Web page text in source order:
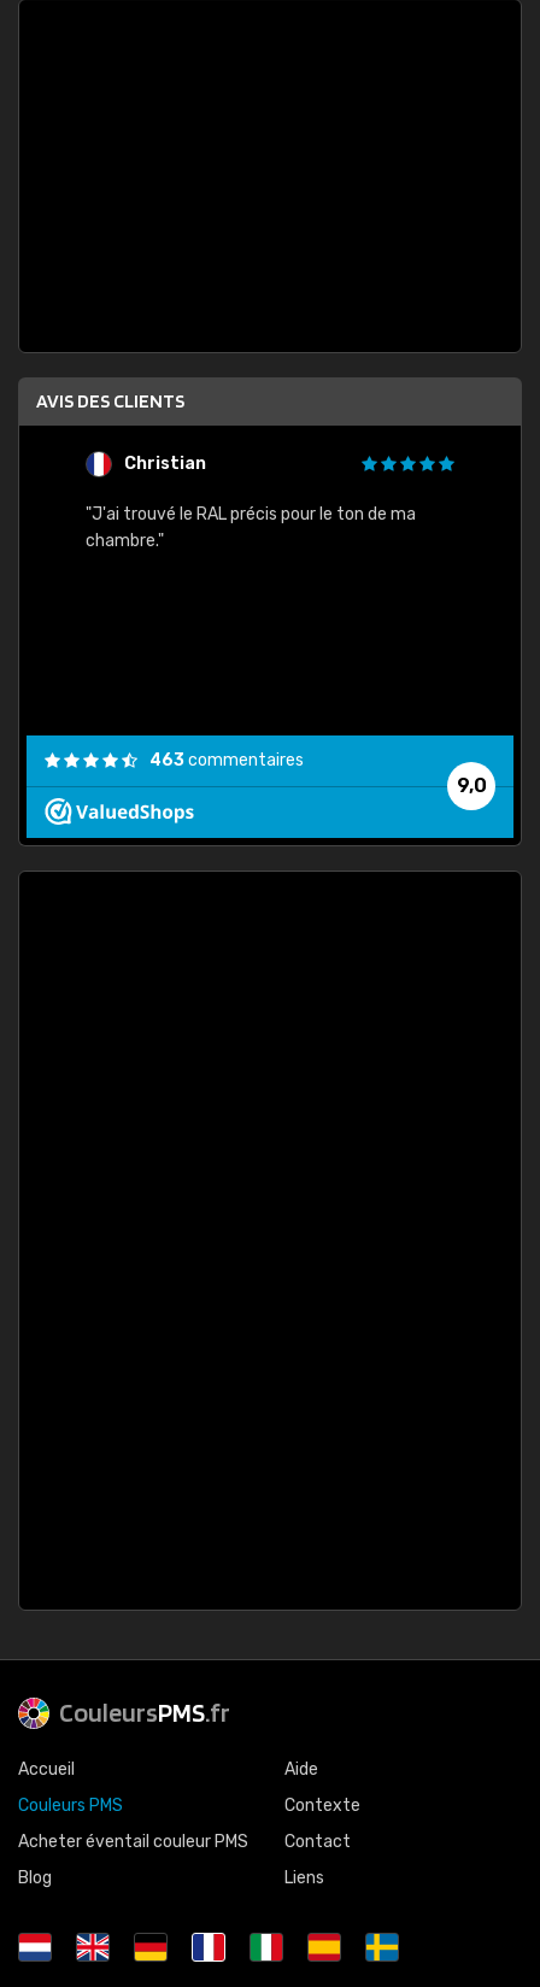
AVIS DES CLIENTS
Christian
"J'ai trouvé le RAL précis pour le ton de ma
chambre."
9,0
463commentaires
CouleursPMS.fr
Accueil
Couleurs PMS
Acheter éventail couleur PMS
Blog
Aide
Contexte
Contact
Liens